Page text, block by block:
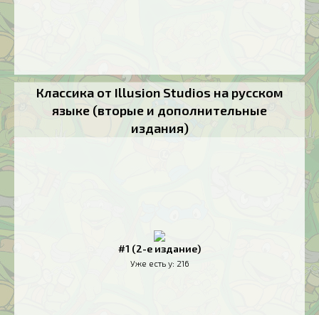
Классика от Illusion Studios на русском
языке (вторые и дополнительные
издания)
#1 (2-е издание)
Уже есть у: 216